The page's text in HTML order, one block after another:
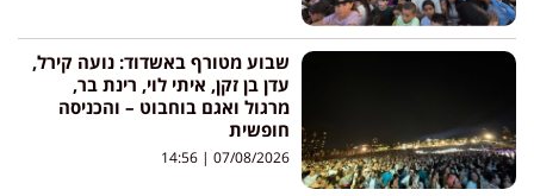
שבוע מטורף באשדוד: נועה קירל,
עדן בן זקן, איתי לוי, רינת בר,
מרגול ואגם בוחבוט – והכניסה
חופשית
07/08/2026